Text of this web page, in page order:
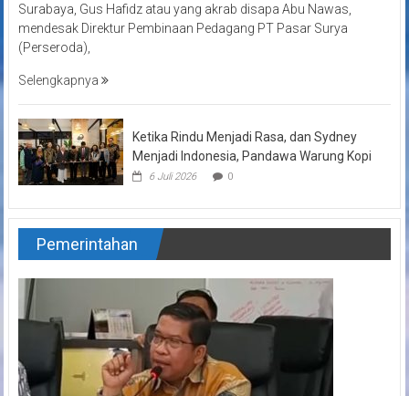
Surabaya, Gus Hafidz atau yang akrab disapa Abu Nawas,
mendesak Direktur Pembinaan Pedagang PT Pasar Surya
(Perseroda),
Selengkapnya
Ketika Rindu Menjadi Rasa, dan Sydney
Menjadi Indonesia, Pandawa Warung Kopi
6 Juli 2026 0
Pemerintahan